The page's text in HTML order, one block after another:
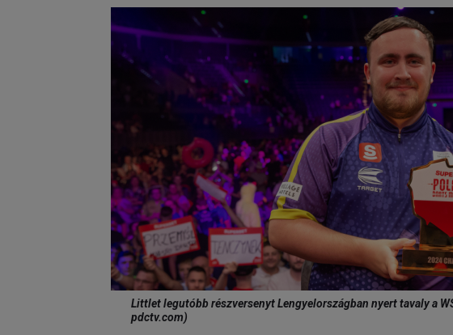
Littlet legutóbb részversenyt Lengyelországban nyert tavaly a
pdctv.com)